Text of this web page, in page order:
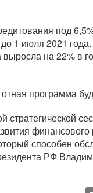
под
1 июля 2021 года.
на 22% в
программа
способен
РФ